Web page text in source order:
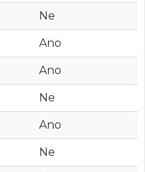
Ne
Ano
Ano
Ne
Ano
Ne